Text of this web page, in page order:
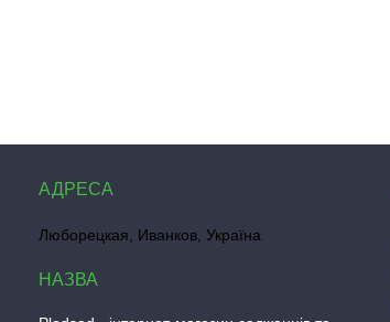
Люборецкая, Иванков, Україна